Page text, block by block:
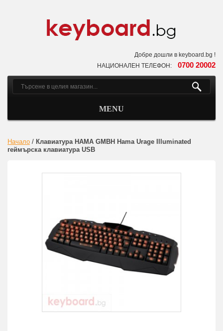
Добре дошли в keyboard.bg !
НАЦИОНАЛЕН ТЕЛЕФОН: 0700 20002
MENU
Начало / Клавиатура HAMA GMBH Hama Urage Illuminated
геймърска клавиатура USB